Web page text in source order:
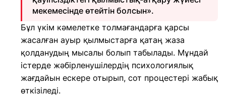
мекемесінде өтейтін болсын».
Бұл үкім кәмелетке толмағандарға қарсы
жасалған ауыр қылмыстарға қатаң жаза
қолданудың мысалы болып табылады. Мұндай
істерде жәбірленушілердің психологиялық
жағдайын ескере отырып, сот процестері жабық
өткізіледі.